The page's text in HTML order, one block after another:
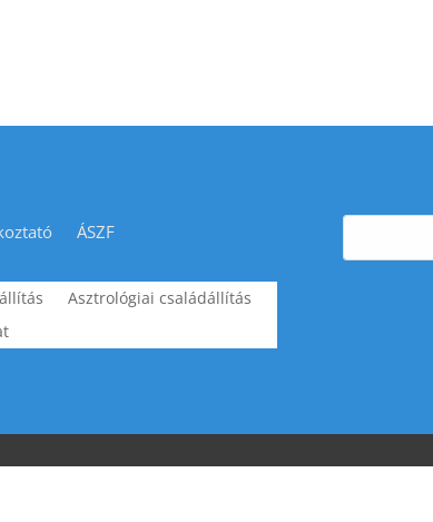
ÁSZF
Asztrológiai családállítás